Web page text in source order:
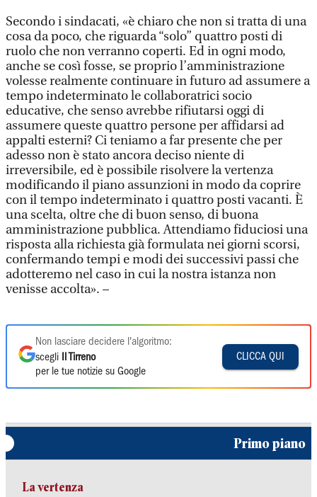
Secondo i sindacati, «è chiaro che non si tratta di una
cosa da poco, che riguarda “solo” quattro posti di
ruolo che non verranno coperti. Ed in ogni modo,
anche se così fosse, se proprio l’amministrazione
volesse realmente continuare in futuro ad assumere a
tempo indeterminato le collaboratrici socio
educative, che senso avrebbe rifiutarsi oggi di
assumere queste quattro persone per affidarsi ad
appalti esterni? Ci teniamo a far presente che per
adesso non è stato ancora deciso niente di
irreversibile, ed è possibile risolvere la vertenza
modificando il piano assunzioni in modo da coprire
con il tempo indeterminato i quattro posti vacanti. È
una scelta, oltre che di buon senso, di buona
amministrazione pubblica. Attendiamo fiduciosi una
risposta alla richiesta già formulata nei giorni scorsi,
confermando tempi e modi dei successivi passi che
adotteremo nel caso in cui la nostra istanza non
venisse accolta». –
Non lasciare decidere l'algoritmo:
scegli
Il Tirreno
per le tue notizie su Google
CLICCA QUI
Primo piano
La vertenza